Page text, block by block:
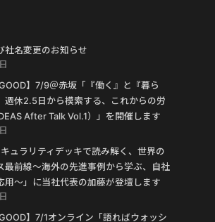
社名変更のお知らせ
GOOD】7/9＠赤坂「『働く』と『暮ら
週休2.5日から模索する、これからの労
After Talk Vol.1）」を開催します
ュラリティデッキで読み解く、世界の
最前線〜海外の先進事例から学ぶ、自社
用〜」に当社代表の加藤が登壇します
GOOD】7/1オンライン「語ればウォッシ